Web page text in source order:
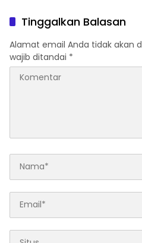
Tinggalkan Balasan
Alamat email Anda tidak akan
wajib ditandai *